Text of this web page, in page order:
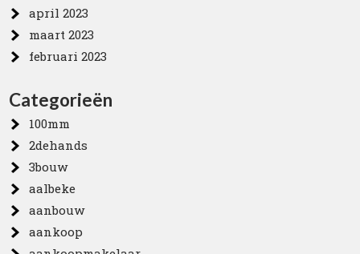
april 2023
maart 2023
februari 2023
Categorieën
100mm
2dehands
3bouw
aalbeke
aanbouw
aankoop